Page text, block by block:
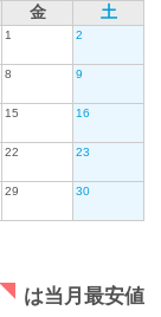
金 土
1 2
8 9
15 16
22 23
29 30
は当月最安値